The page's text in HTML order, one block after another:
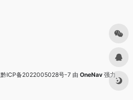
黔ICP备2022005028号-7 由 OneNav 强力